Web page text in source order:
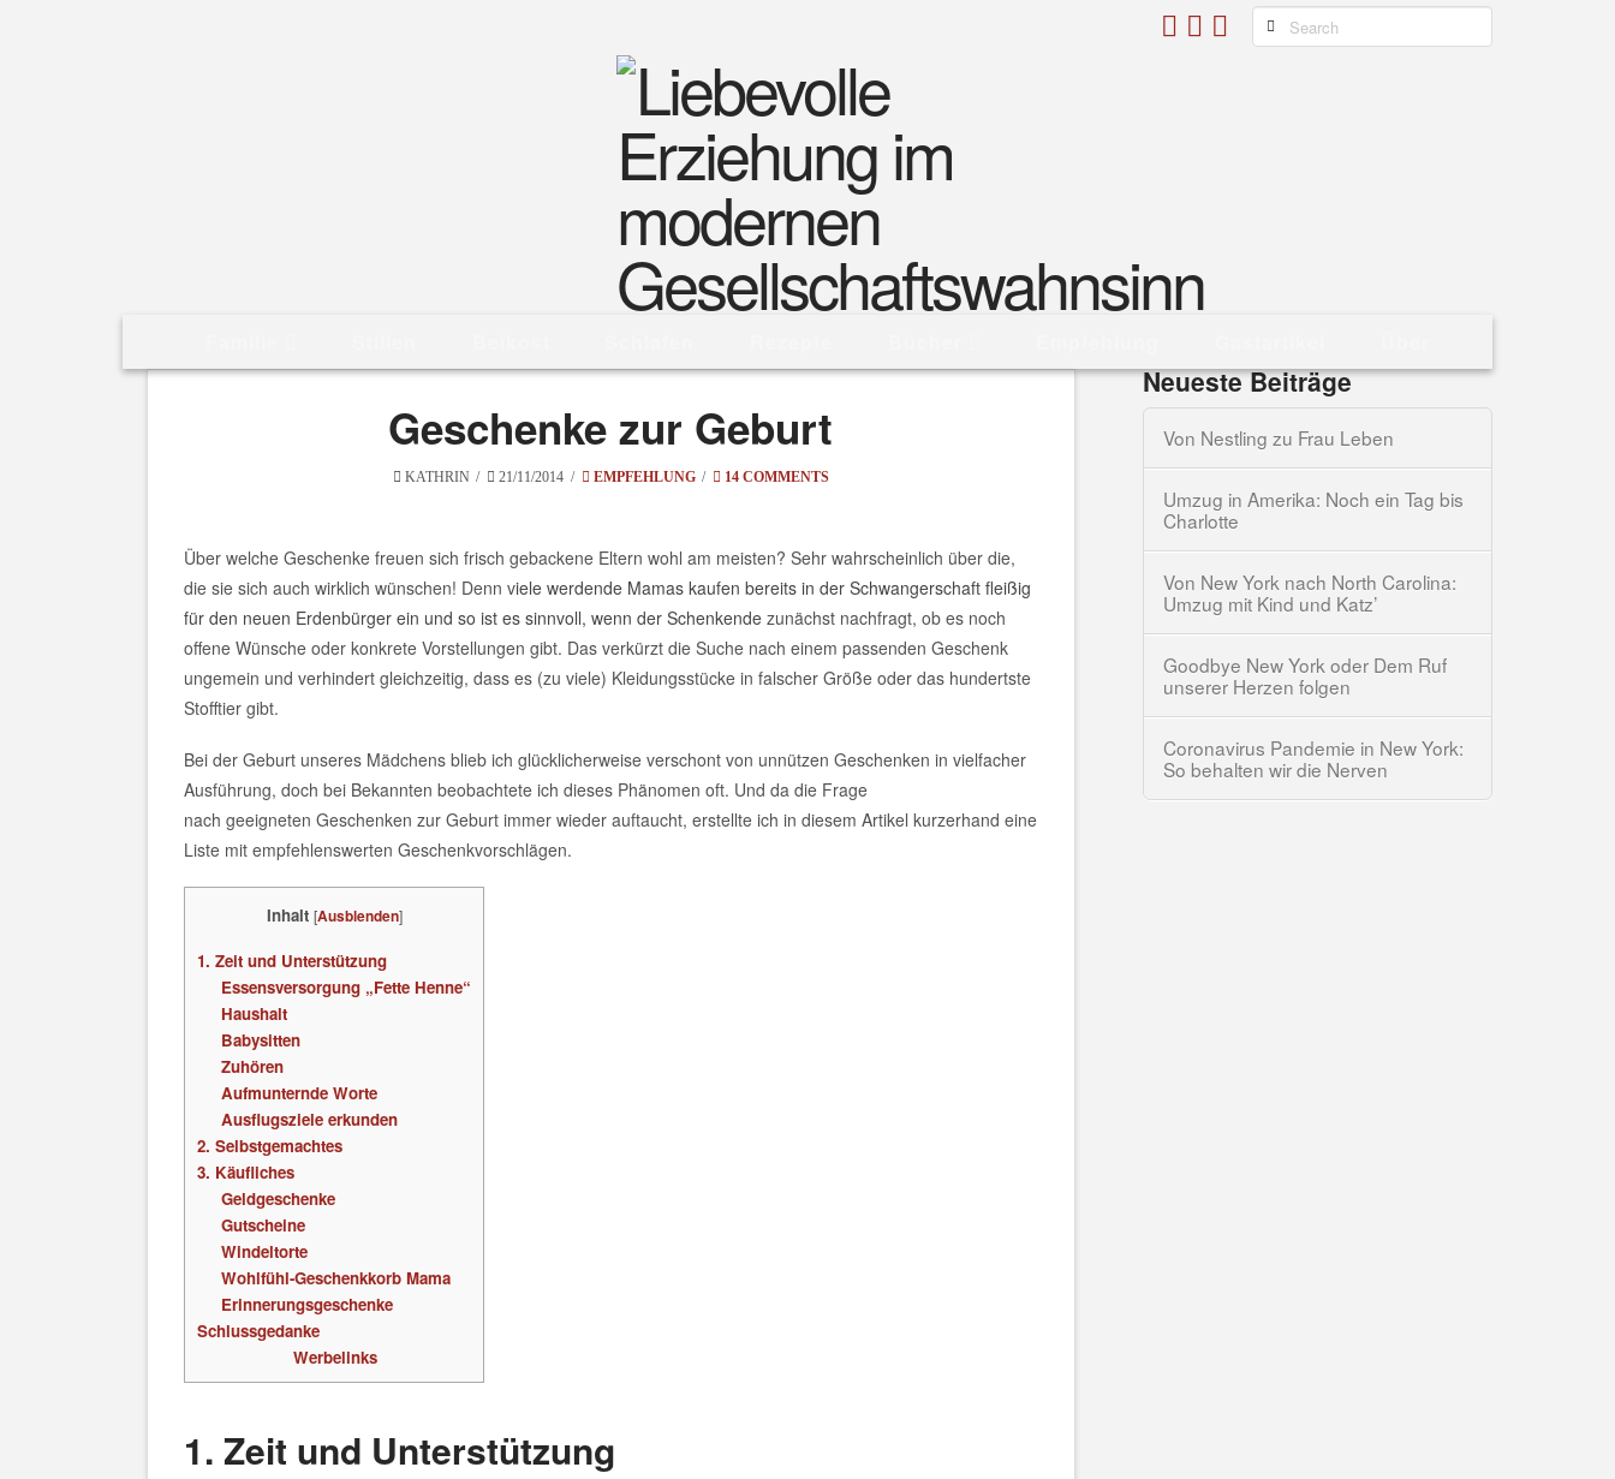
Search
Geschenke zur Geburt
KATHRIN 21/11/2014 EMPFEHLUNG 14 COMMENTS
Über welche Geschenke freuen sich frisch gebackene Eltern wohl am meisten? Sehr wahrscheinlich über die,
die sie sich auch wirklich wünschen! Denn viele werdende Mamas kaufen bereits in der Schwangerschaft fleißig
für den neuen Erdenbürger ein und so ist es sinnvoll, wenn der Schenkende zunächst nachfragt, ob es noch
offene Wünsche oder konkrete Vorstellungen gibt. Das verkürzt die Suche nach einem passenden Geschenk
ungemein und verhindert gleichzeitig, dass es (zu viele) Kleidungsstücke in falscher Größe oder das hundertste
Stofftier gibt.
Bei der Geburt unseres Mädchens blieb ich glücklicherweise verschont von unnützen Geschenken in vielfacher
Ausführung, doch bei Bekannten beobachtete ich dieses Phänomen oft. Und da die Frage
nach geeigneten Geschenken zur Geburt immer wieder auftaucht, erstellte ich in diesem Artikel kurzerhand eine
Liste mit empfehlenswerten Geschenkvorschlägen.
Inhalt [Ausblenden]
1. Zeit und Unterstützung
Essensversorgung „Fette Henne“
Haushalt
Babysitten
Zuhören
Aufmunternde Worte
Ausflugsziele erkunden
2. Selbstgemachtes
3. Käufliches
Geldgeschenke
Gutscheine
Windeltorte
Wohlfühl-Geschenkkorb Mama
Erinnerungsgeschenke
Schlussgedanke
Werbelinks
1. Zeit und Unterstützung
Neueste Beiträge
Von Nestling zu Frau Leben
Umzug in Amerika: Noch ein Tag bis
Charlotte
Von New York nach North Carolina:
Umzug mit Kind und Katz’
Goodbye New York oder Dem Ruf
unserer Herzen folgen
Coronavirus Pandemie in New York:
So behalten wir die Nerven